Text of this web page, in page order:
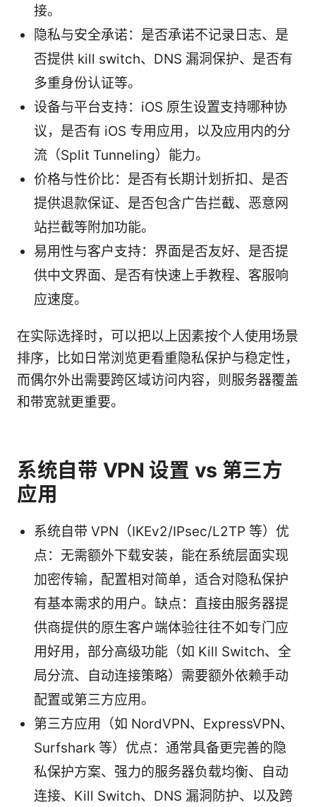
接。
隐私与安全承诺：是否承诺不记录日志、是
否提供 kill switch、DNS 漏洞保护、是否有
多重身份认证等。
设备与平台支持：iOS 原生设置支持哪种协
议，是否有 iOS 专用应用，以及应用内的分
流（Split Tunneling）能力。
价格与性价比：是否有长期计划折扣、是否
提供退款保证、是否包含广告拦截、恶意网
站拦截等附加功能。
易用性与客户支持：界面是否友好、是否提
供中文界面、是否有快速上手教程、客服响
应速度。
在实际选择时，可以把以上因素按个人使用场景
排序，比如日常浏览更看重隐私保护与稳定性，
而偶尔外出需要跨区域访问内容，则服务器覆盖
和带宽就更重要。
系统自带 VPN 设置 vs 第三方
应用
系统自带 VPN（IKEv2/IPsec/L2TP 等）优
点：无需额外下载安装，能在系统层面实现
加密传输，配置相对简单，适合对隐私保护
有基本需求的用户。缺点：直接由服务器提
供商提供的原生客户端体验往往不如专门应
用好用，部分高级功能（如 Kill Switch、全
局分流、自动连接策略）需要额外依赖手动
配置或第三方应用。
第三方应用（如 NordVPN、ExpressVPN、
Surfshark 等）优点：通常具备更完善的隐
私保护方案、强力的服务器负载均衡、自动
连接、Kill Switch、DNS 漏洞防护、以及跨